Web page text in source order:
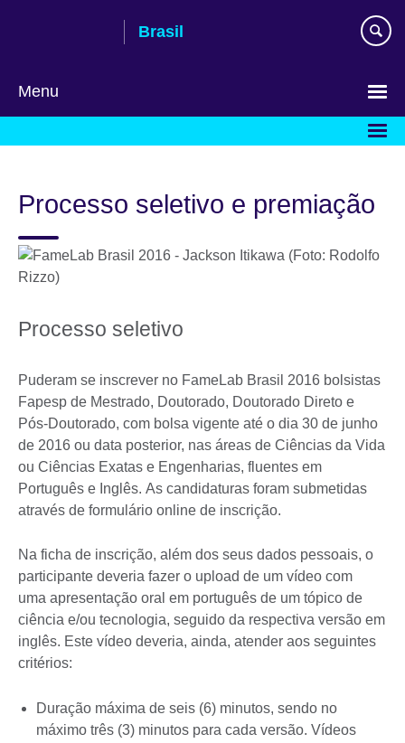
Brasil
Menu
your
Processo seletivo e premiação
Processo seletivo
Puderam se inscrever no FameLab Brasil 2016 bolsistas
Fapesp de Mestrado, Doutorado, Doutorado Direto e
Pós-Doutorado, com bolsa vigente até o dia 30 de junho
de 2016 ou data posterior, nas áreas de Ciências da Vida
ou Ciências Exatas e Engenharias, fluentes em
Português e Inglês. As candidaturas foram submetidas
através de formulário online de inscrição.
Na ficha de inscrição, além dos seus dados pessoais, o
participante deveria fazer o upload de um vídeo com
uma apresentação oral em português de um tópico de
ciência e/ou tecnologia, seguido da respectiva versão em
inglês. Este vídeo deveria, ainda, atender aos seguintes
critérios:
Duração máxima de seis (6) minutos, sendo no
máximo três (3) minutos para cada versão. Vídeos